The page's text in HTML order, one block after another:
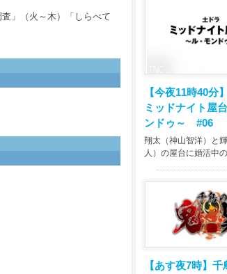
」（火～木）「しらべて
【今夜11時40分】
ミッドナイト屋
ンドゥ～ #06
翔太（神山智洋）と
人）の屋台に婚活中
【あす夜7時】 千